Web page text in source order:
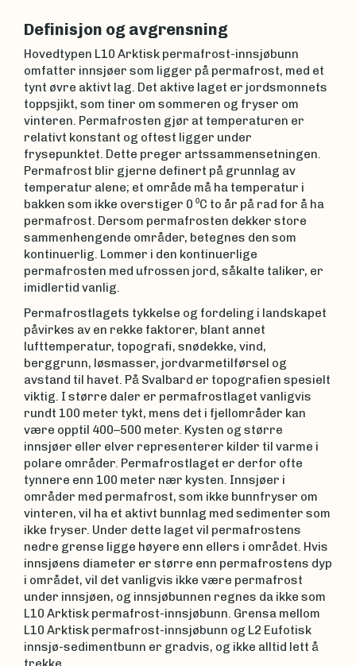
Definisjon og avgrensning
Hovedtypen L10 Arktisk permafrost-innsjøbunn
omfatter innsjøer som ligger på permafrost, med et
tynt øvre aktivt lag. Det aktive laget er jordsmonnets
toppsjikt, som tiner om sommeren og fryser om
vinteren. Permafrosten gjør at temperaturen er
relativt konstant og oftest ligger under
frysepunktet. Dette preger artssammensetningen.
Permafrost blir gjerne definert på grunnlag av
temperatur alene; et område må ha temperatur i
bakken som ikke overstiger 0 ⁰C to år på rad for å ha
permafrost. Dersom permafrosten dekker store
sammenhengende områder, betegnes den som
kontinuerlig. Lommer i den kontinuerlige
permafrosten med ufrossen jord, såkalte taliker, er
imidlertid vanlig.
Permafrostlagets tykkelse og fordeling i landskapet
påvirkes av en rekke faktorer, blant annet
lufttemperatur, topografi, snødekke, vind,
berggrunn, løsmasser, jordvarmetilførsel og
avstand til havet. På Svalbard er topografien spesielt
viktig. I større daler er permafrostlaget vanligvis
rundt 100 meter tykt, mens det i fjellområder kan
være opptil 400–500 meter. Kysten og større
innsjøer eller elver representerer kilder til varme i
polare områder. Permafrostlaget er derfor ofte
tynnere enn 100 meter nær kysten. Innsjøer i
områder med permafrost, som ikke bunnfryser om
vinteren, vil ha et aktivt bunnlag med sedimenter som
ikke fryser. Under dette laget vil permafrostens
nedre grense ligge høyere enn ellers i området. Hvis
innsjøens diameter er større enn permafrostens dyp
i området, vil det vanligvis ikke være permafrost
under innsjøen, og innsjøbunnen regnes da ikke som
L10 Arktisk permafrost-innsjøbunn. Grensa mellom
L10 Arktisk permafrost-innsjøbunn og L2 Eufotisk
innsjø-sedimentbunn er gradvis, og ikke alltid lett å